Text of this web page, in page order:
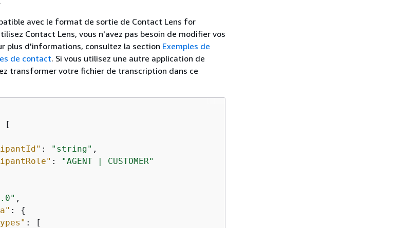
avec le format de sortie de Contact Lens for
Contact Lens, vous n'avez pas besoin de modifier vos
plus d'informations, consultez la section Exemples de
de contact. Si vous utilisez une autre application de
transformer votre fichier de transcription dans ce
[
: "string" ,
:
"AGENT | CUSTOMER"
,
: {
: [